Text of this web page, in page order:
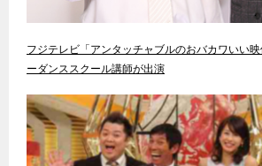
フジテレビ「アンタッチャブルのおバカワいい
ーダンススクール講師が出演